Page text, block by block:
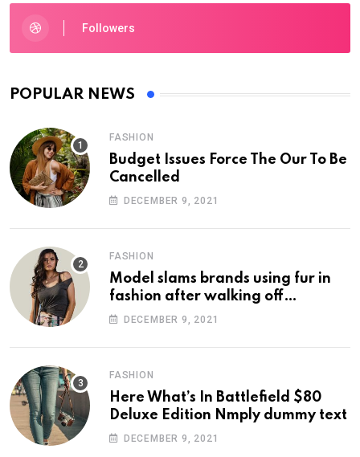
Followers
POPULAR NEWS
FASHION
Budget Issues Force The Our To Be
Cancelled
DECEMBER 9, 2021
FASHION
Model slams brands using fur in
fashion after walking off
photoshoot
DECEMBER 9, 2021
FASHION
Here What’s In Battlefield $80
Deluxe Edition Nmply dummy text
DECEMBER 9, 2021